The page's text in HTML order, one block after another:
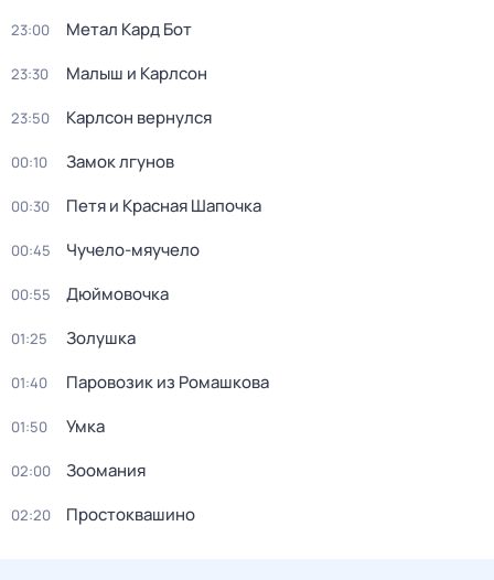
23:00 Метал Кард Бот
23:30 Малыш и Карлсон
23:50 Карлсон вернулся
00:10 Замок лгунов
00:30 Петя и Красная Шапочка
00:45 Чучело-мяучело
00:55 Дюймовочка
01:25 Золушка
01:40 Паровозик из Ромашкова
01:50 Умка
02:00 Зоомания
02:20 Простоквашино